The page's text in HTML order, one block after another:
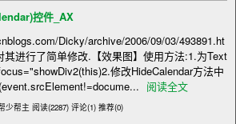
控件_AX
Dicky/archive/2006/09/03/493891.ht
进行了简单修改.【效果图】使用方法:1.为Text
修改HideCalendar方法中
阅读全文
少帮主 阅读(2287) 评论(1) 推荐(0)